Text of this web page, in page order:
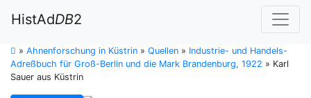
HistAdDB2
» Ahnenforschung in Küstrin » Quellen » Industrie- und Handels-
Adreßbuch für Groß-Berlin und die Mark Brandenburg, 1922 » Karl
Sauer aus Küstrin